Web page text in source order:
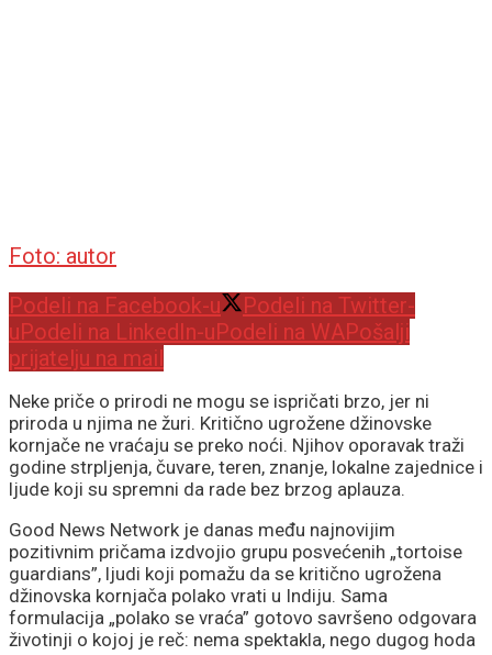
Foto: autor
Podeli na Facebook-u
Podeli na Twitter-
uPodeli na LinkedIn-uPodeli na WAPošalji
prijatelju na mail
Neke priče o prirodi ne mogu se ispričati brzo, jer ni
priroda u njima ne žuri. Kritično ugrožene džinovske
kornjače ne vraćaju se preko noći. Njihov oporavak traži
godine strpljenja, čuvare, teren, znanje, lokalne zajednice i
ljude koji su spremni da rade bez brzog aplauza.
Good News Network je danas među najnovijim
pozitivnim pričama izdvojio grupu posvećenih „tortoise
guardians”, ljudi koji pomažu da se kritično ugrožena
džinovska kornjača polako vrati u Indiju. Sama
formulacija „polako se vraća” gotovo savršeno odgovara
životinji o kojoj je reč: nema spektakla, nego dugog hoda